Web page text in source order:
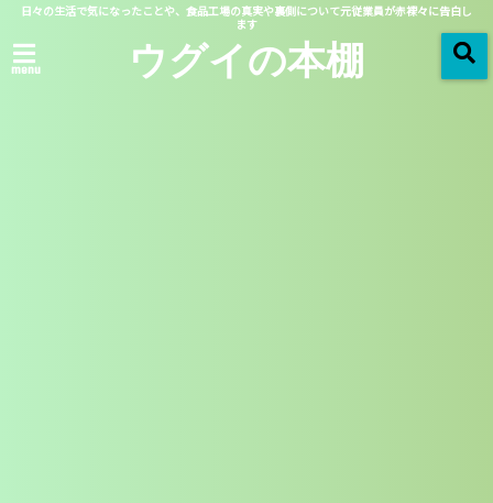
日々の生活で気になったことや、食品工場の真実や裏側について元従業員が赤裸々に告白し
ます
menu ウグイの本棚